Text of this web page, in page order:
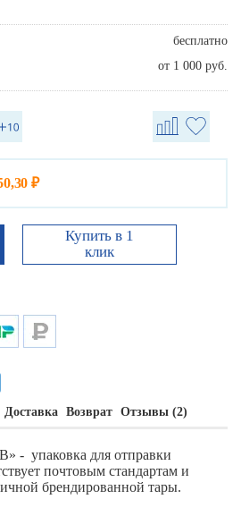
бесплатно
от 1 000 руб.
₽
Купить в 1
клик
Доставка Возврат Отзывы (2)
- упаковка для отправки
почтовым стандартам и
брендированной тары.